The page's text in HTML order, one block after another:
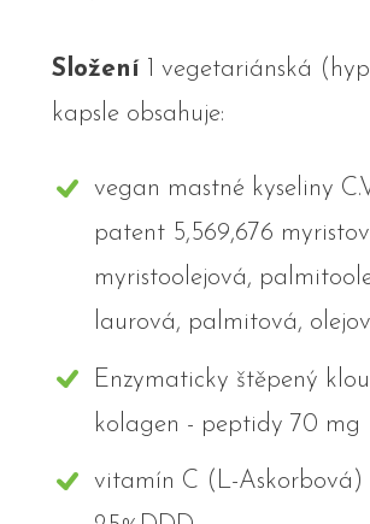
Složení
1 vegetariánská
kapsle obsahuje:
vegan mastné kyseliny
patent 5,569,676
myristoolejová,
laurová, palmitová,
Enzymaticky štěpený
kolagen - peptidy 70 mg
vitamín C (L-Askorbová)